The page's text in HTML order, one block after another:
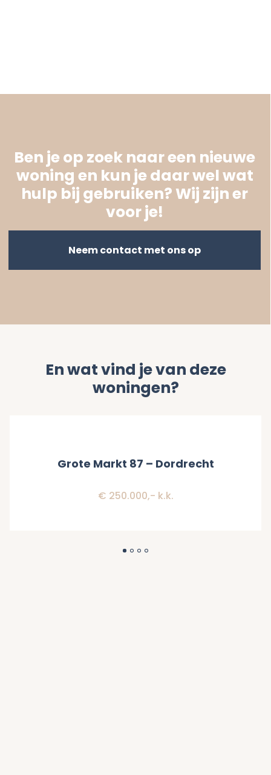
Ben je op zoek naar een nieuwe
woning en kun je daar wel wat
hulp bij gebruiken? Wij zijn er
voor je!
Neem contact met ons op
En wat vind je van deze
woningen?
Grote Markt 87 – Dordrecht
€ 250.000,- k.k.